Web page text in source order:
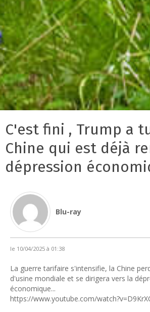
C'est fini , Trump a
Chine qui est déjà
dépression
Blu-ray
le 10/04/2025 à 01:38
La guerre tarifaire s'intensifie, la Chine
d'usine mondiale et se dirigera vers la
économique...
https://www.youtube.com/